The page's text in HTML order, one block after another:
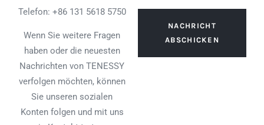
Telefon: +86 131 5618 5750
Wenn Sie weitere Fragen
haben oder die neuesten
Nachrichten von TENESSY
verfolgen möchten, können
Sie unseren sozialen
Konten folgen und mit uns
NACHRICHT
ABSCHICKEN